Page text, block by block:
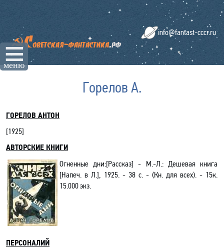
☰
меню
info@fantast-cccr.ru
Горелов А.
ГОРЕЛОВ АНТОН
[1925]
АВТОРСКИЕ КНИГИ
Огненные дни:[Рассказ] - М.-Л.: Дешевая книга
[Напеч. в Л.], 1925. - 38 с. - (Кн. для всех). - 15к.
15.000 экз.
ПЕРСОНАЛИЙ